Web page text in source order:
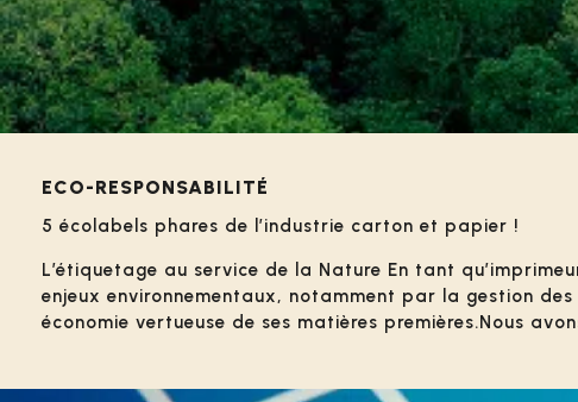
ECO-RESPONSABILITÉ
5 écolabels phares de l’industrie carton et papier !
L’étiquetage au service de la Nature En tant
enjeux environnementaux, notamment par la gestion
économie vertueuse de ses matières premières.Nous